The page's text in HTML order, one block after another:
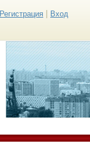
Регистрация Вход